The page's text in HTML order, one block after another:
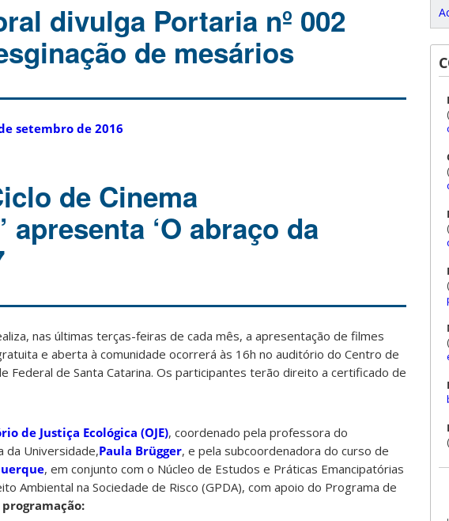
divulga Portaria nº 002
de mesários
setembro de 2016
de Cinema
apresenta ‘O abraço da
nas últimas terças-feiras de cada mês, a apresentação de filmes
e aberta à comunidade ocorrerá às 16h no auditório do Centro de
Federal de Santa Catarina. Os participantes terão direito a certificado de
de Justiça Ecológica (OJE), coordenado pela professora do
da Universidade,Paula Brügger, e pela subcoordenadora do curso de
, em conjunto com o Núcleo de Estudos e Práticas Emancipatórias
Ambiental na Sociedade de Risco (GPDA), com apoio do Programa de